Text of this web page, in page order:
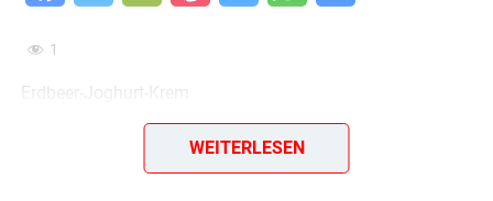
1
Erdbeer-Joghurt-Krem
WEITERLESEN